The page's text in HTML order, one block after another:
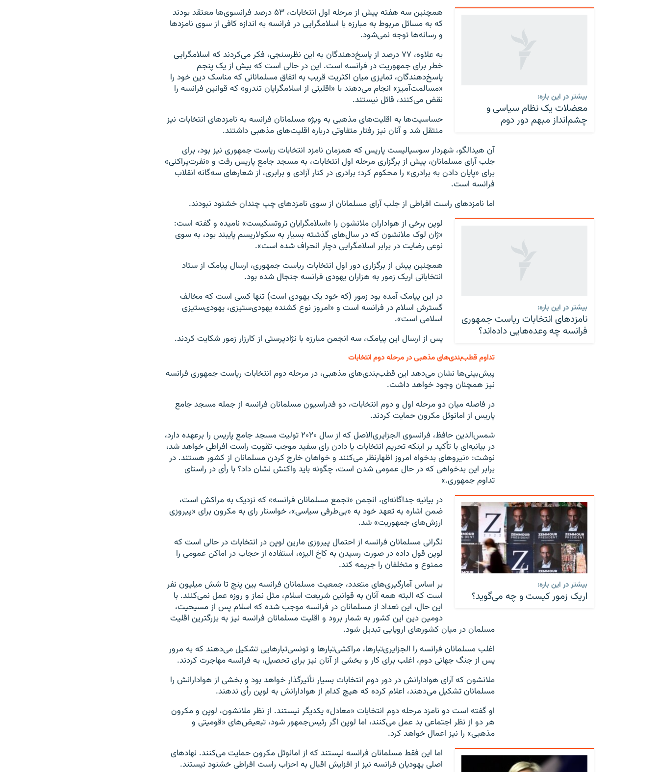
بیشتر در این باره:
معضلات یک نظام سیاسی و
چشم‌انداز مبهم دور دوم
همچنین سه هفته پیش از مرحله اول انتخابات، ۵۳ درصد فرانسوی‌ها معتقد بودند
که به مسائل مربوط به مبارزه با اسلامگرایی در فرانسه به اندازه کافی از سوی نامزدها
و رسانه‌ها توجه نمی‌شود.
به علاوه، ۷۷ درصد از پاسخ‌دهندگان به این نظرسنجی، فکر می‌کردند که اسلامگرایی
خطر برای جمهوریت در فرانسه است. این در حالی است که بیش از یک پنجم
پاسخ‌دهندگان، تمایزی میان اکثریت قریب به اتفاق مسلمانانی که مناسک دین خود را
«مسالمت‌آمیز» انجام می‌دهند با «اقلیتی از اسلامگرایان تندرو» که قوانین فرانسه را
نقض می‌کنند، قائل نیستند.
حساسیت‌ها به اقلیت‌های مذهبی به ویژه مسلمانان فرانسه به نامزدهای انتخابات نیز
منتقل شد و آنان نیز رفتار متفاوتی درباره اقلیت‌های مذهبی داشتند.
آن هیدالگو، شهردار سوسیالیست پاریس که همزمان نامزد انتخابات ریاست جمهوری نیز بود، برای
جلب آرای مسلمانان، پیش از برگزاری مرحله اول انتخابات، به مسجد جامع پاریس رفت و «نفرت‌پراکنی»
برای «پایان دادن به برادری» را محکوم کرد؛ برادری در کنار آزادی و برابری، از شعارهای سه‌گانه انقلاب
فرانسه است.
اما نامزدهای راست افراطی از جلب آرای مسلمانان از سوی نامزدهای چپ چندان خشنود نبودند.
بیشتر در این باره:
نامزدهای انتخابات ریاست جمهوری
فرانسه چه وعده‌هایی داده‌اند؟
لوپن برخی از هواداران ملانشون را «اسلامگرایان تروتسکیست» نامیده و گفته است:
«ژان لوک ملانشون که در سال‌های گذشته بسیار به سکولاریسم پایبند بود، به سوی
نوعی رضایت در برابر اسلامگرایی دچار انحراف شده است».
همچنین پیش از برگزاری دور اول انتخابات ریاست جمهوری، ارسال پیامک از ستاد
انتخاباتی اریک زمور به هزاران یهودی فرانسه جنجال شده بود.
در این پیامک آمده بود زمور (که خود یک یهودی است) تنها کسی است که مخالف
گسترش اسلام در فرانسه است و «امروز نوع کشنده یهودی‌ستیزی، یهودی‌ستیزی
اسلامی است».
پس از ارسال این پیامک، سه انجمن مبارزه با نژادپرستی از کارزار زمور شکایت کردند.
تداوم قطب‌بندی‌های مذهبی در مرحله دوم انتخابات
پیش‌بینی‌ها نشان می‌دهد این قطب‌بندی‌های مذهبی، در مرحله دوم انتخابات ریاست جمهوری فرانسه
نیز همچنان وجود خواهد داشت.
در فاصله میان دو مرحله اول و دوم انتخابات، دو فدراسیون مسلمانان فرانسه از جمله مسجد جامع
پاریس از امانوئل مکرون حمایت کردند.
شمس‌الدین حافظ، فرانسوی الجزایری‌الاصل که از سال ۲۰۲۰ تولیت مسجد جامع پاریس را برعهده دارد،
در بیانیه‌ای با تأکید بر اینکه تحریم انتخابات یا دادن رای سفید موجب تقویت راست افراطی خواهد شد،
نوشت: «نیروهای بدخواه امروز اظهارنظر می‌کنند و خواهان خارج کردن مسلمانان از کشور هستند. در
برابر این بدخواهی که در حال عمومی شدن است، چگونه باید واکنش نشان داد؟ با رأی در راستای
تداوم جمهوری.»
بیشتر در این باره:
اریک زمور کیست و چه می‌گوید؟
در بیانیه جداگانه‌ای، انجمن «تجمع مسلمانان فرانسه» که نزدیک به مراکش است،
ضمن اشاره به تعهد خود به «بی‌طرفی سیاسی»، خواستار رای به مکرون برای «پیروزی
ارزش‌های جمهوریت» شد.
نگرانی مسلمانان فرانسه از احتمال پیروزی مارین لوپن در انتخابات در حالی است که
لوپن قول داده در صورت رسیدن به کاخ الیزه، استفاده از حجاب در اماکن عمومی را
ممنوع و متخلفان را جریمه کند.
بر اساس آمارگیری‌های متعدد، جمعیت مسلمانان فرانسه بین پنج تا شش میلیون نفر
است که البته همه آنان به قوانین شریعت اسلام، مثل نماز و روزه عمل نمی‌کنند. با
این حال، این تعداد از مسلمانان در فرانسه موجب شده که اسلام پس از مسیحیت،
دومین دین این کشور به شمار برود و اقلیت مسلمانان فرانسه نیز به بزرگترین اقلیت
مسلمان در میان کشورهای اروپایی تبدیل شود.
اغلب مسلمانان فرانسه را الجزایری‌تبارها، مراکشی‌تبارها و تونسی‌تبارهایی تشکیل می‌دهند که به مرور
پس از جنگ جهانی دوم، اغلب برای کار و بخشی از آنان نیز برای تحصیل، به فرانسه مهاجرت کردند.
ملانشون که آرای هوادارانش در دور دوم انتخابات بسیار تأثیرگذار خواهد بود و بخشی از هوادارانش را
مسلمانان تشکیل می‌دهند، اعلام کرده که هیچ کدام از هوادارانش به لوپن رأی ندهند.
او گفته است دو نامزد مرحله دوم انتخابات «معادل» یکدیگر نیستند. از نظر ملانشون، لوپن و مکرون
هر دو از نظر اجتماعی بد عمل می‌کنند، اما لوپن اگر رئیس‌جمهور شود، تبعیض‌های «قومیتی و
مذهبی» را نیز اعمال خواهد کرد.
اما این فقط مسلمانان فرانسه نیستند که از امانوئل مکرون حمایت می‌کنند. نهادهای
اصلی یهودیان فرانسه نیز از افزایش اقبال به احزاب راست افراطی خشنود نیستند.